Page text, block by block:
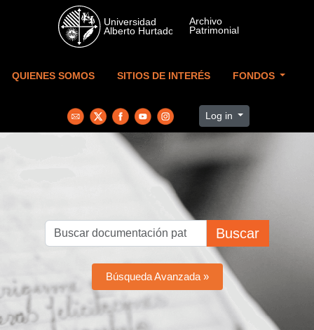
Skip to main content
QUIENES SOMOS SITIOS DE INTERÉS FONDOS
Log in
Buscar
Búsqueda Avanzada »